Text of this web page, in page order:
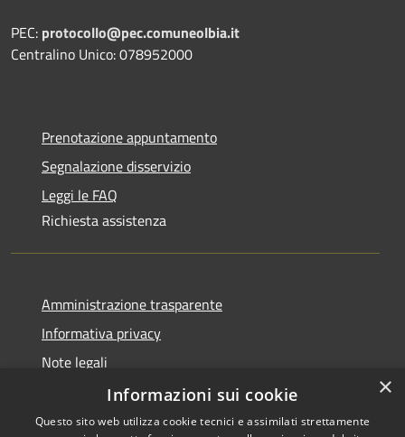
PEC: protocollo@pec.comuneolbia.it
Centralino Unico: 078952000
Prenotazione appuntamento
Segnalazione disservizio
Leggi le FAQ
Richiesta assistenza
Amministrazione trasparente
Informativa privacy
Note legali
Dichiarazione di accessibilità
×
Informazioni sui cookie
Questo sito web utilizza cookie tecnici e assimilati strettamente